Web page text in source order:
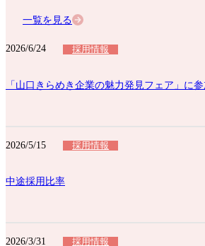
一覧を見る
2026/6/24 採用情報
「山口きらめき企業の魅力発見フェア」に
2026/5/15 採用情報
中途採用比率
2026/3/31 採用情報